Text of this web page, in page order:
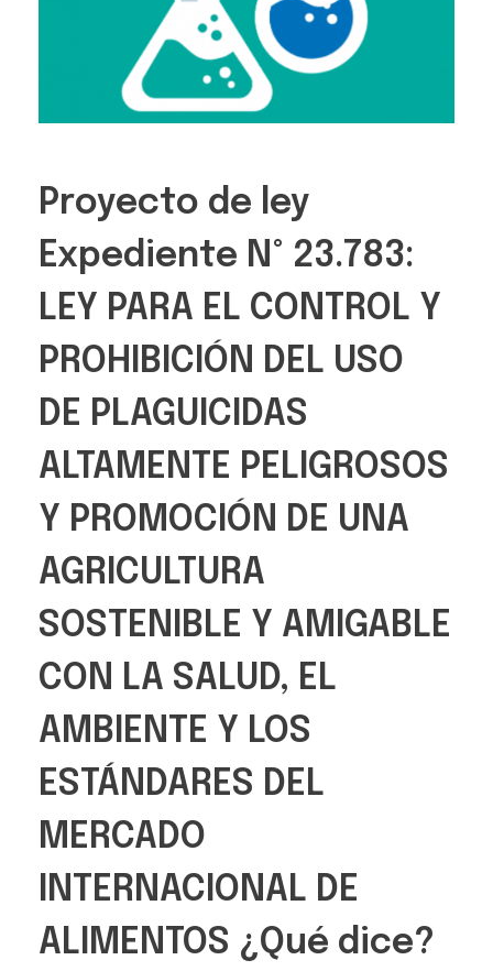
Proyecto de ley
Expediente N° 23.783:
LEY PARA EL CONTROL Y
PROHIBICIÓN DEL USO
DE PLAGUICIDAS
ALTAMENTE PELIGROSOS
Y PROMOCIÓN DE UNA
AGRICULTURA
SOSTENIBLE Y AMIGABLE
CON LA SALUD, EL
AMBIENTE Y LOS
ESTÁNDARES DEL
MERCADO
INTERNACIONAL DE
ALIMENTOS ¿Qué dice?